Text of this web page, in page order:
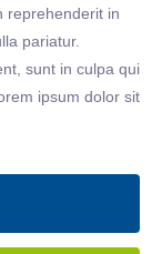
reprehenderit in
pariatur.
sunt in culpa qui
ipsum dolor sit